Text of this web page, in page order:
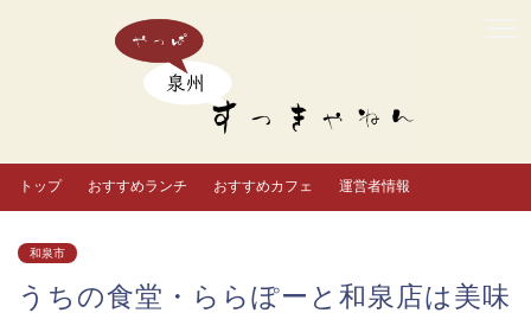
トップ おすすめランチ おすすめカフェ 運営者情報
和泉市
うちの食堂・ららぽーと和泉店は美味